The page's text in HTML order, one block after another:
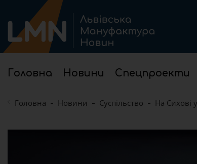
Головна Новини Спецпроекти
Головна Новини Суспільство На Сихові